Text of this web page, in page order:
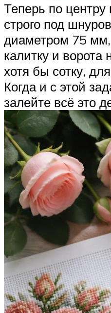
Теперь по
строго под
диаметром 75 мм,
калитку и ворота
хотя бы сотку,
Когда и с этой
залейте всё это